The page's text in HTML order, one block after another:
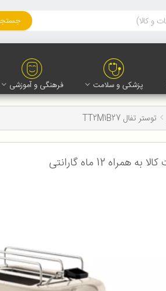
پزشکی و سلامت فرهنگی و آموزشی
توستر تفال TT2M1B27